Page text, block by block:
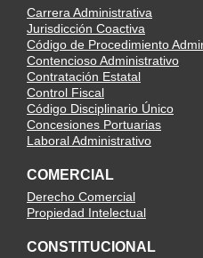
Carrera Administrativa
Jurisdicción Coactiva
Código de Procedimiento
Contencioso Administrativo
Contratación Estatal
Control Fiscal
Código Disciplinario Único
Concesiones Portuarias
Laboral Administrativo
COMERCIAL
Derecho Comercial
Propiedad Intelectual
CONSTITUCIONAL